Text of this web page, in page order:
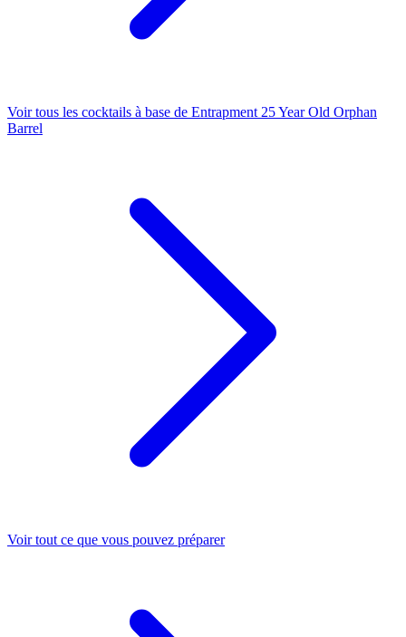
Voir tous les cocktails à base de Entrapment 25 Year Old Orphan
Barrel
Voir tout ce que vous pouvez préparer